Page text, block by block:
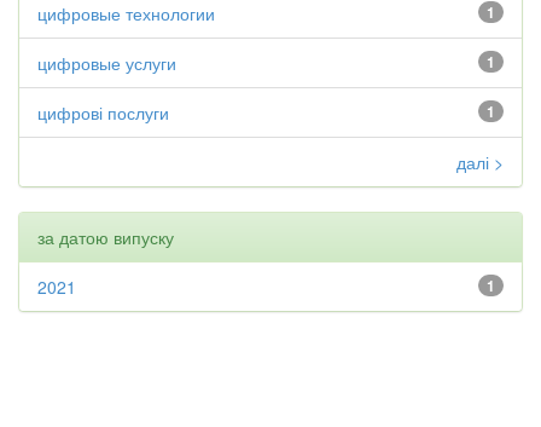
1
цифровые технологии
1
цифровые услуги
1
цифрові послуги
далі >
за датою випуску
1
2021